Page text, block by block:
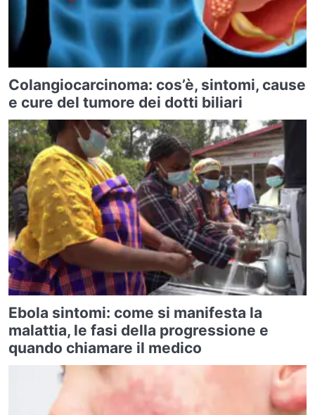
Colangiocarcinoma: cos’è, sintomi, cause
e cure del tumore dei dotti biliari
Ebola sintomi: come si manifesta la
malattia, le fasi della progressione e
quando chiamare il medico